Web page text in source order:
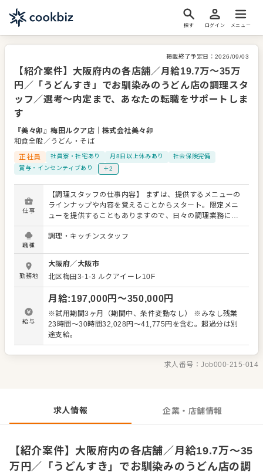
探す ログイン メニュー
掲載終了予定日： 2026/09/03
【紹介案件】大阪府内の各店舗／月給19.7万～35万
円／「うどんすき」でお馴染みのうどん店の調理スタ
ッフ／選考～内定まで、あなたの転職をサポートしま
す
『美々卯』梅田ルクア店
株式会社美々卯
和食全般／うどん・そば
正社員
社員寮・社宅あり 月8日以上休みあり
社会保険完備
賞与・インセンティブあり
＋2
仕事
【調理スタッフの仕事内容】 まずは、提供するメニューの
ラインナップや内容を覚えることからスタート。限定メニ
ューを提供することもありますので、日々の調理業務に加
え、さまざまなスキルを活かしたり、習得できたりもしま
す。 メニューの提案も可能です。ぜひアイデアを発信して
善なども大歓迎です。 【具体的には…】 ・仕込みから盛り
付けまでの調理全般 ・仕入れや在庫管理などキッチンの管
理業務 ・まかないづくり ・後輩スタッフやアルバイトスタ
ッフの教育 ・洗浄や清掃など衛生管理 ・料理長の補助 ・
新メニュー提案 など 入社後はスキルに合わせた業務からお
任せしますので、徐々に仕事の幅を広げていきましょう。
成長をしっかりサポートしますので、経験に関わらず安心
してスタートできる環境です。 ゆくゆくはステップアップ
職種
調理・キッチンスタッフ
勤務地
大阪府／ 大阪市
北区梅田3-1-3 ルクアイーレ10F
給与
月給:197,000円〜350,000円
※試用期間3ヶ月（期間中、条件変動なし） ※みなし残業
23時間～30時間32,028円～41,775円を含む。超過分は別
途支給。
求人番号：Job000-215-014
求人情報 企業・店舗情報
【紹介案件】大阪府内の各店舗／月給19.7万～35
万円／「うどんすき」でお馴染みのうどん店の調